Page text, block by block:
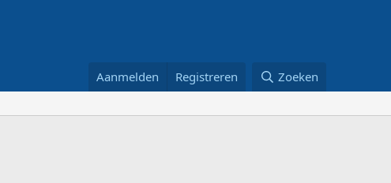
Aanmelden Registreren Zoeken